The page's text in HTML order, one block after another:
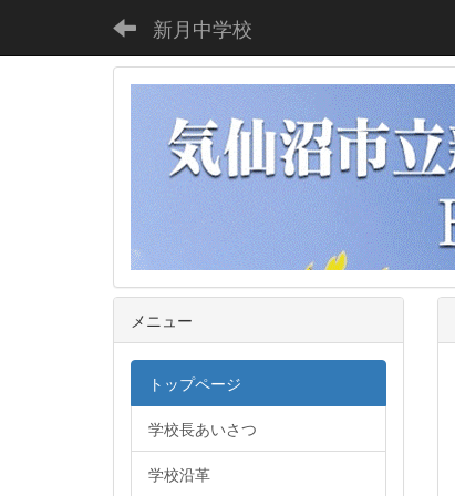
新月中学校
メニュー
トップページ
学校長あいさつ
学校沿革